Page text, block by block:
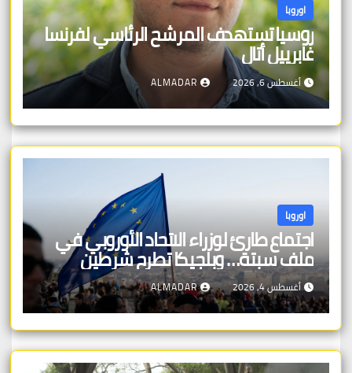
اوروبا
روسيا تستهدف المرشح الرئاسي لفرنسا
غابرييل أتال
أغسطس 6, 2026 ALMADAR
اوروبا
اجتماع طارئ لوزراء الاتحاد الأوروبي في
ملف سبتة… وبلجيكا تطرح شرطين
أغسطس 4, 2026 ALMADAR